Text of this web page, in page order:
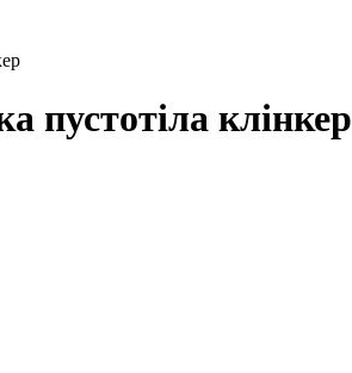
пустотіла клінкер